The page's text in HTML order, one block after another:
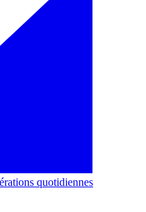
quotidiennes